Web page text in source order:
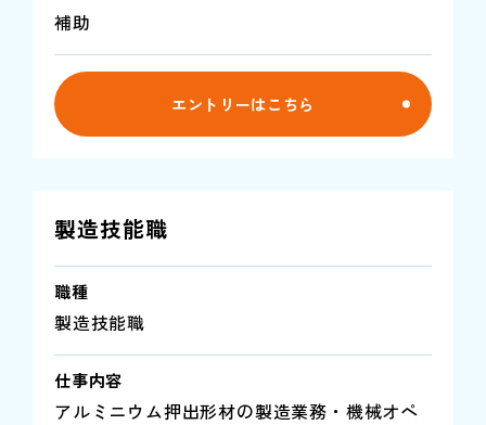
補助
エントリーはこちら
製造技能職
職種
製造技能職
仕事内容
アルミニウム押出形材の製造業務・機械オペ